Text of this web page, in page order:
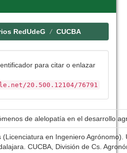
RedUdeG CUCBA
para citar o enlazar
20.500.12104/76791
de alelopatía en el desarrollo
(Licenciatura en Ingeniero Agrónomo).
CUCBA, División de Cs.